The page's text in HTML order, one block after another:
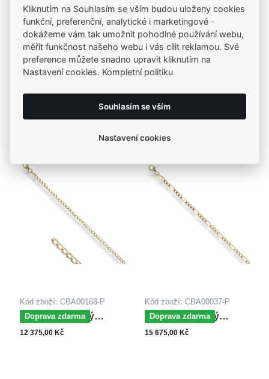
Doprava zdarma
MOISS řetízkový
náramek ze žlutého
zlata
Kód zboží: CBAH0036-P
Doprava zdarma
MOISS řetízkový
náramek ze žlutého
zlata
11 475,00 Kč
Kód zboží: CBA00168-P
Doprava zdarma
MOISS řetízkový
náramek ze žlutého
12 375,00 Kč
Kód zboží: CBA00037-P
Doprava zdarma
MOISS řetízkový
náramek ze žlutého
15 675,00 Kč
Kliknutím na Souhlasím se vším budou uloženy cookies
funkční, preferenční, analytické i marketingové -
dokážeme vám tak umožnit pohodlné používání webu,
měřit funkčnost našeho webu i vás cílit reklamou. Své
preference můžete snadno upravit kliknutím na
Nastavení cookies. Kompletní politiku
Souhlasím se vším
Nastavení cookies